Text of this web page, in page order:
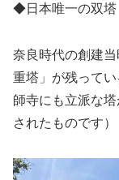
◆日本唯一の双塔
奈良時代の創建
重塔」が残って
師寺にも立派な
されたものです）